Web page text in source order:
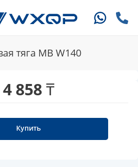
тяга MB W140
4 858 ₸
Купить